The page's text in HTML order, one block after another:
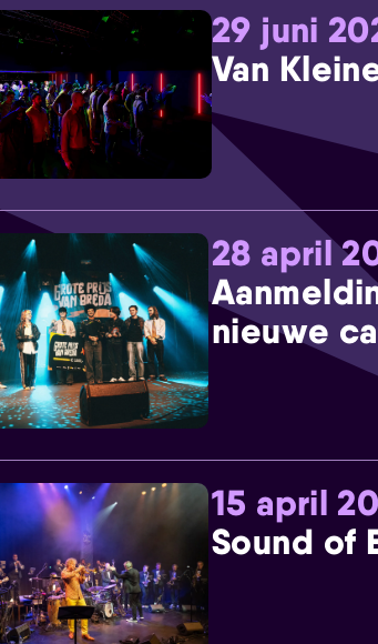
29 juni
Van
28 april
nieuwe
15 april
Sound of